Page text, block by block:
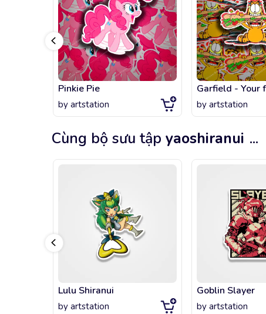
Pinkie Pie
by artstation by artstation
Cùng bộ sưu tập yaoshiranui ...
Lulu Shiranui
by artstation
Goblin Slayer
by artstation